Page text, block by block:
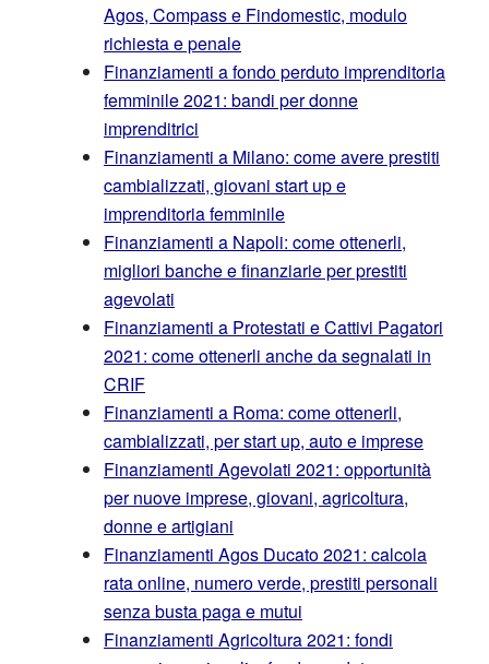
Agos, Compass e Findomestic, modulo
richiesta e penale
Finanziamenti a fondo perduto imprenditoria
femminile 2021: bandi per donne
imprenditrici
Finanziamenti a Milano: come avere prestiti
cambializzati, giovani start up e
imprenditoria femminile
Finanziamenti a Napoli: come ottenerli,
migliori banche e finanziarie per prestiti
agevolati
Finanziamenti a Protestati e Cattivi Pagatori
2021: come ottenerli anche da segnalati in
CRIF
Finanziamenti a Roma: come ottenerli,
cambializzati, per start up, auto e imprese
Finanziamenti Agevolati 2021: opportunità
per nuove imprese, giovani, agricoltura,
donne e artigiani
Finanziamenti Agos Ducato 2021: calcola
rata online, numero verde, prestiti personali
senza busta paga e mutui
Finanziamenti Agricoltura 2021: fondi